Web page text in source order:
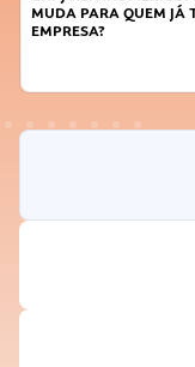
MUDA PARA QUEM JÁ
EMPRESA?